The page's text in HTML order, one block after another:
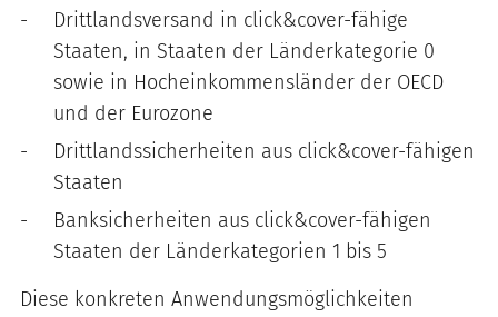
Drittlandsversand in click&cover-fähige
Staaten, in Staaten der Länderkategorie 0
sowie in Hocheinkommensländer der OECD
und der Eurozone
Drittlandssicherheiten aus click&cover-fähigen
Staaten
Banksicherheiten aus click&cover-fähigen
Staaten der Länderkategorien 1 bis 5
Diese konkreten Anwendungsmöglichkeiten